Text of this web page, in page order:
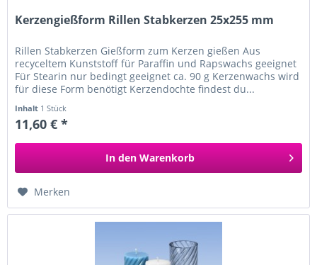
Kerzengießform Rillen Stabkerzen 25x255 mm
Rillen Stabkerzen Gießform zum Kerzen gießen Aus
recyceltem Kunststoff für Paraffin und Rapswachs geeignet
Für Stearin nur bedingt geeignet ca. 90 g Kerzenwachs wird
für diese Form benötigt Kerzendochte findest du...
Inhalt 1 Stück
11,60 € *
In den Warenkorb
Merken